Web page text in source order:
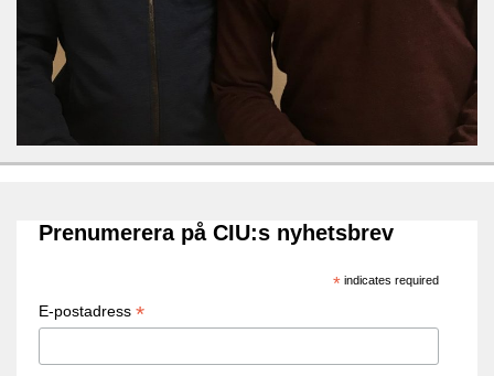
Prenumerera på CIU:s nyhetsbrev
*indicates required
E-postadress *